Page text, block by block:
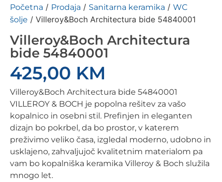
Početna / Prodaja / Sanitarna keramika / WC
šolje / Villeroy&Boch Architectura bide 54840001
Villeroy&Boch Architectura
bide 54840001
425,00 KM
Villeroy&Boch Architectura bide 54840001
VILLEROY & BOCH je popolna rešitev za vašo
kopalnico in osebni stil. Prefinjen in eleganten
dizajn bo pokrbel, da bo prostor, v katerem
preživimo veliko časa, izgledal moderno, udobno in
usklajeno, zahvaljujoč kvalitetnim materialom pa
vam bo kopalniška keramika Villeroy & Boch služila
mnogo let.